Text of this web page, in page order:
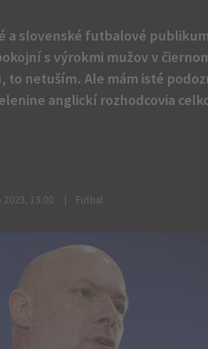
a slovenské futbalové
s výrokmi mužov v
netuším. Ale mám isté
anglickí rozhodcovia
13:00 Futbal